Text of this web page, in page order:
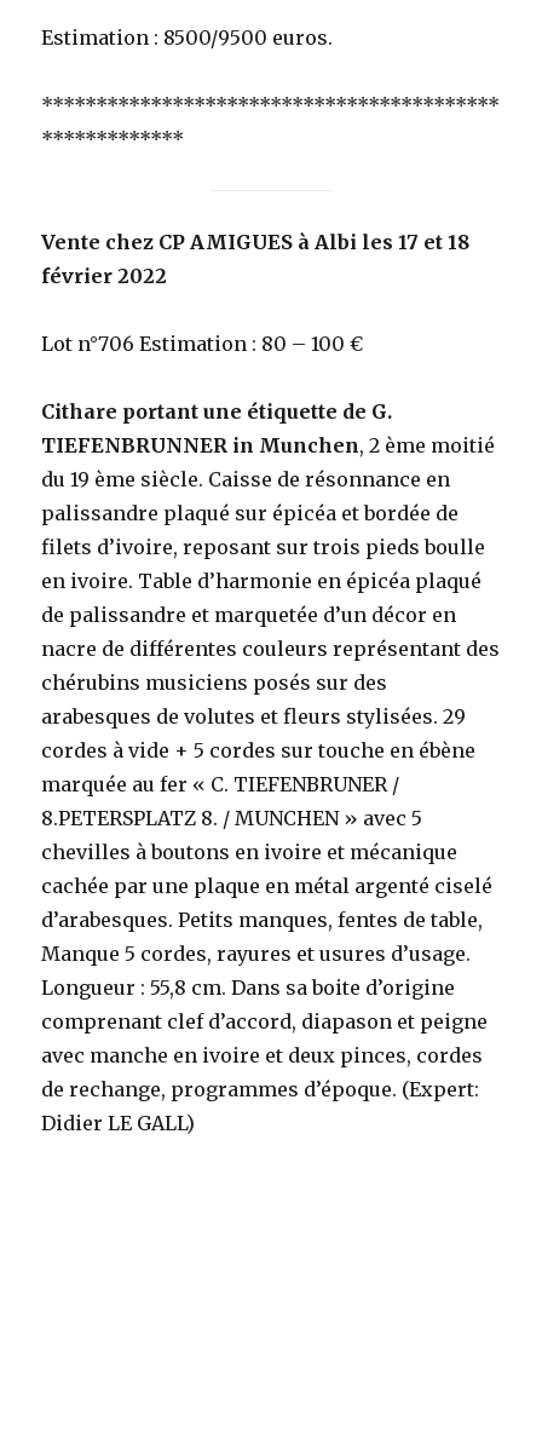
Estimation : 8500/9500 euros.
******************************************
*************
Vente chez CP AMIGUES à Albi les 17 et 18
février 2022
Lot n°706 Estimation : 80 – 100 €
Cithare portant une étiquette de G.
TIEFENBRUNNER in Munchen, 2 ème moitié
du 19 ème siècle. Caisse de résonnance en
palissandre plaqué sur épicéa et bordée de
filets d’ivoire, reposant sur trois pieds boulle
en ivoire. Table d’harmonie en épicéa plaqué
de palissandre et marquetée d’un décor en
nacre de différentes couleurs représentant des
chérubins musiciens posés sur des
arabesques de volutes et fleurs stylisées. 29
cordes à vide + 5 cordes sur touche en ébène
marquée au fer « C. TIEFENBRUNER /
8.PETERSPLATZ 8. / MUNCHEN » avec 5
chevilles à boutons en ivoire et mécanique
cachée par une plaque en métal argenté ciselé
d’arabesques. Petits manques, fentes de table,
Manque 5 cordes, rayures et usures d’usage.
Longueur : 55,8 cm. Dans sa boite d’origine
comprenant clef d’accord, diapason et peigne
avec manche en ivoire et deux pinces, cordes
de rechange, programmes d’époque. (Expert:
Didier LE GALL)